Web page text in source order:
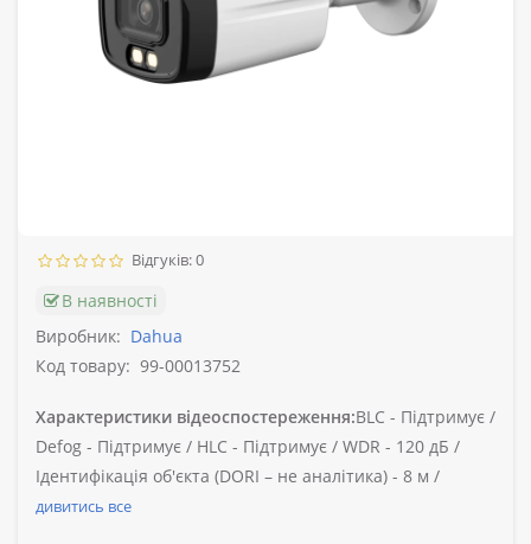
Відгуків: 0
В наявності
Виробник: Dahua
Код товару: 99-00013752
Характеристики відеоспостереження:BLC - Підтримує /
Defog - Підтримує / HLC - Підтримує / WDR - 120 дБ /
Ідентифікація об'єкта (DORI – не аналітика) - 8 м /
дивитись все